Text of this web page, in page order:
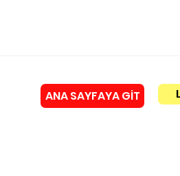
ANA SAYFAYA GİT